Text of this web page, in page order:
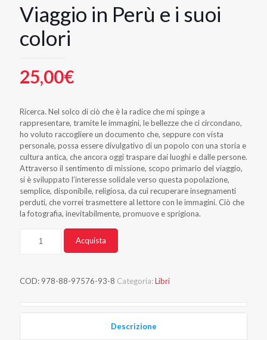
Viaggio in Perù e i suoi
colori
25,00€
Ricerca. Nel solco di ciò che è la radice che mi spinge a
rappresentare, tramite le immagini, le bellezze che ci circondano,
ho voluto raccogliere un documento che, seppure con vista
personale, possa essere divulgativo di un popolo con una storia e
cultura antica, che ancora oggi traspare dai luoghi e dalle persone.
Attraverso il sentimento di missione, scopo primario del viaggio,
si è sviluppato l’interesse solidale verso questa popolazione,
semplice, disponibile, religiosa, da cui recuperare insegnamenti
perduti, che vorrei trasmettere al lettore con le immagini. Ciò che
la fotografia, inevitabilmente, promuove e sprigiona.
Acquista
COD: 978-88-97576-93-8 Categoria:Libri
Descrizione